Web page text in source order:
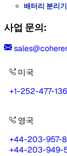
배터리 분리
사업 문의:
미국
+1-252-477-
영국
+44-203-957-
+44-203-949-